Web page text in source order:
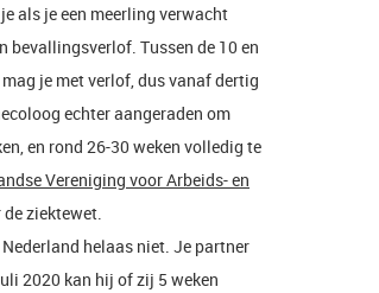
als je een meerling verwacht
bevallingsverlof. Tussen de 10 en
je met verlof, dus vanaf dertig
echter aangeraden om
en rond 26-30 weken volledig te
Vereniging voor Arbeids- en
ziektewet.
Nederland helaas niet. Je partner
2020 kan hij of zij 5 weken